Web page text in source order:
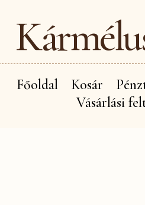
Főoldal Kosár
Vásárlási